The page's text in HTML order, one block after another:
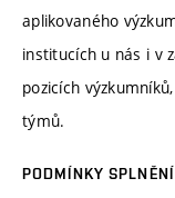
aplikovaného
institucích u nás i v
pozicích
týmů.
PODMÍNKY SPLNĚNÍ